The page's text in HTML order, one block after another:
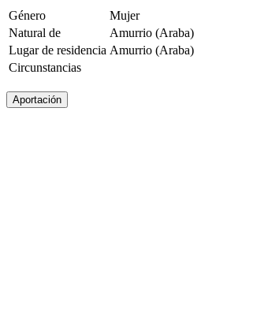
Género
Mujer
Natural de
Amurrio (Araba)
Lugar de residencia Amurrio (Araba)
Circunstancias